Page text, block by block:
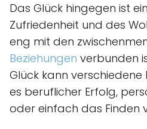
Das Glück hingegen ist
Zufriedenheit und des
eng mit den
Beziehungen verbunden
Glück kann
es beruflicher Erfolg,
oder einfach das Finden